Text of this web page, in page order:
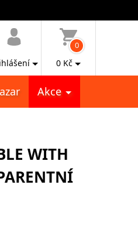
0
0 Kč
Akce
WITH